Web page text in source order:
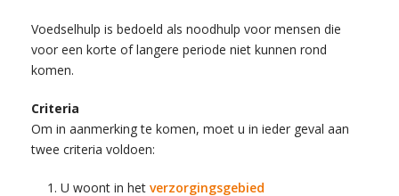
Voedselhulp is bedoeld als noodhulp voor mensen die
voor een korte of langere periode niet kunnen rond
komen.
Criteria
Om in aanmerking te komen, moet u in ieder geval aan
twee criteria voldoen:
U woont in het verzorgingsgebied